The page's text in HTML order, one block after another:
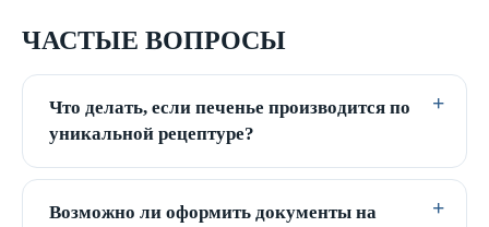
ЧАСТЫЕ ВОПРОСЫ
Что делать, если печенье производится по
уникальной рецептуре?
Возможно ли оформить документы на